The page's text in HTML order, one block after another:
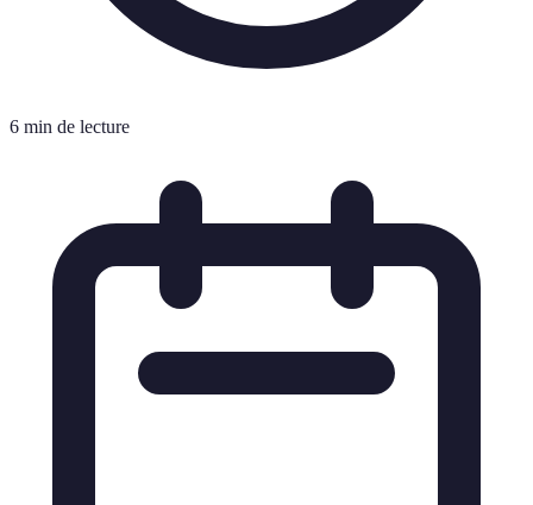
6 min de lecture